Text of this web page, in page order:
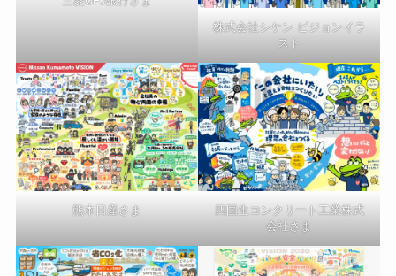
株式会社シケン ビジョンイラ
スト
熊本日産さま
四国生コンクリート工業株式
会社さま